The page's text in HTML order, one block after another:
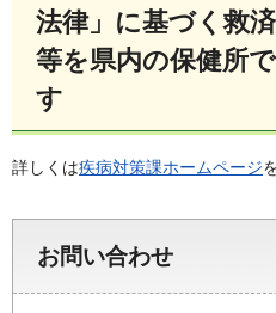
法律」に基づく救
等を県内の保健所
す
詳しくは疾病対策課ホームページ
お問い合わせ